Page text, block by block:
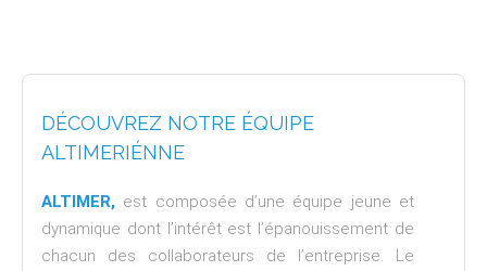
DÉCOUVREZ NOTRE ÉQUIPE
ALTIMERIÉNNE
ALTIMER, est composée d’une équipe jeune et
dynamique dont l’intérêt est l’épanouissement de
chacun des collaborateurs de l’entreprise. Le